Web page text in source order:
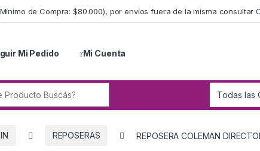
de Compra: $80.000), por envíos fuera de la misma consultar
Mi Pedido Mi Cuenta
REPOSERAS REPOSERA COLEMAN